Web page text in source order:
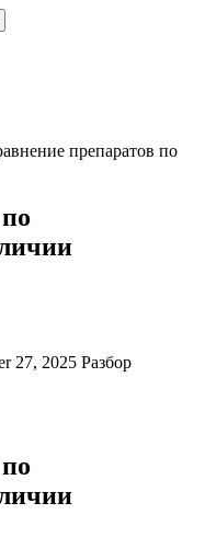
препаратов по
27, 2025 Разбор